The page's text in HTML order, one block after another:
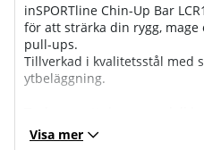
inSPORTline Chin-Up Bar
för att strärka din rygg, mage
pull-ups.
Tillverkad i kvalitetsstål med
ytbeläggning.
möjlighet att fokusera på
viktkapacitet på hela 120 kg.
Visa mer